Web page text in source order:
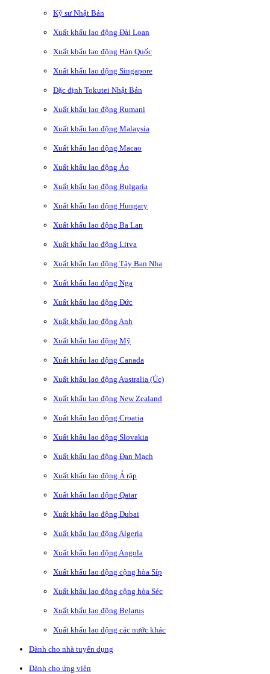
Kỹ sư Nhật Bản
Xuất khẩu lao động Đài Loan
Xuất khẩu lao động Hàn Quốc
Xuất khẩu lao động Singapore
Đặc định Tokutei Nhật Bản
Xuất khẩu lao động Rumani
Xuất khẩu lao động Malaysia
Xuất khẩu lao động Macao
Xuất khẩu lao động Áo
Xuất khẩu lao động Bulgaria
Xuất khẩu lao động Hungary
Xuất khẩu lao động Ba Lan
Xuất khẩu lao động Litva
Xuất khẩu lao động Tây Ban Nha
Xuất khẩu lao động Nga
Xuất khẩu lao động Đức
Xuất khẩu lao động Anh
Xuất khẩu lao động Mỹ
Xuất khẩu lao động Canada
Xuất khẩu lao động Australia (Úc)
Xuất khẩu lao động New Zealand
Xuất khẩu lao động Croatia
Xuất khẩu lao động Slovakia
Xuất khẩu lao động Đan Mạch
Xuất khẩu lao động Ả rập
Xuất khẩu lao động Qatar
Xuất khẩu lao động Dubai
Xuất khẩu lao động Algeria
Xuất khẩu lao động Angola
Xuất khẩu lao động cộng hòa Síp
Xuất khẩu lao động cộng hòa Séc
Xuất khẩu lao động Belarus
Xuất khẩu lao động các nước khác
Dành cho nhà tuyển dụng
Dành cho ứng viên